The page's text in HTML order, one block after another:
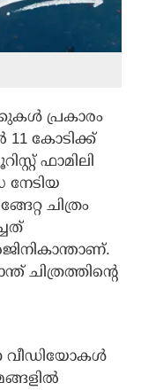
പ്രകാരം
കോടിക്ക്
ഫാമിലി
നേടിയ
ചിത്രം
ചിത്രത്തിന്റെ
വീഡിയോകള്‍